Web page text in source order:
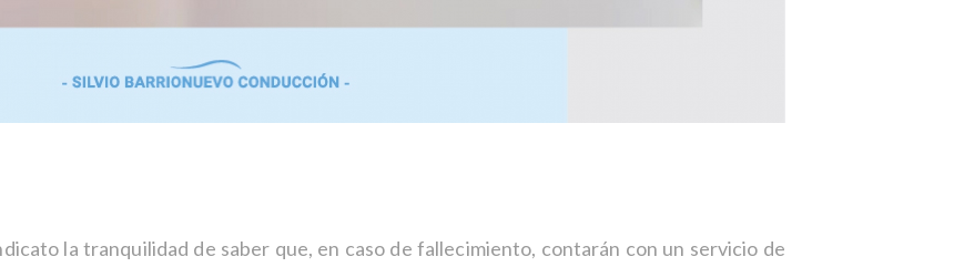
la tranquilidad de saber que, en caso de fallecimiento, contarán con un servicio de